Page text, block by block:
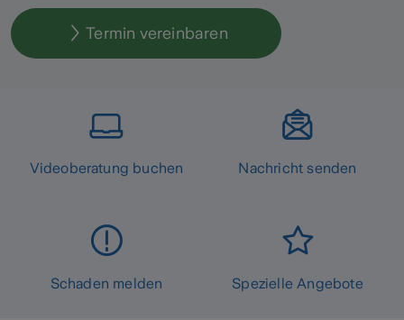
Termin vereinbaren
Videoberatung buchen Nachricht senden
Schaden melden Spezielle Angebote